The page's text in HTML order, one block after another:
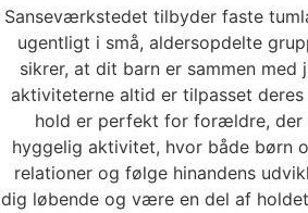
Sanseværkstedet tilbyder faste
ugentligt i små, aldersopdelte
sikrer, at dit barn er sammen
aktiviteterne altid er tilpasset
hold er perfekt for forældre, der
hyggelig aktivitet, hvor både børn
relationer og følge hinandens
dig løbende og være en del af